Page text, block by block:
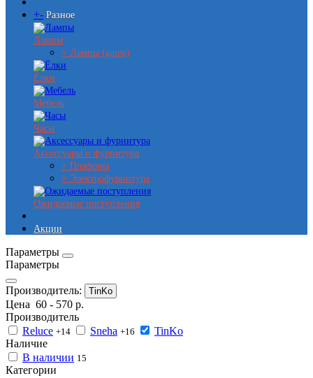
+- Разное
Лампы
+ Лампы (gauss)
Ёлки
Мебель
Часы
Аксессуары и фурнитура
+ Плафоны
+ Электрофурнитура
Ожидаемые поступления
Акции
Параметры
Параметры
Производитель: TinKo
Цена 60 - 570 р.
Производитель
Reluce +14 Sneha +16
TinKo
Наличие
В наличии 15
Категории